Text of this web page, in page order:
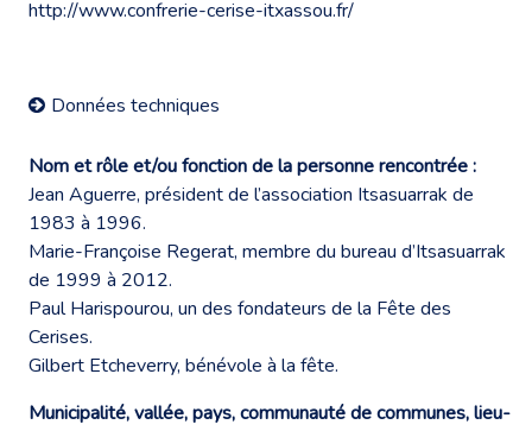
http://www.confrerie-cerise-itxassou.fr/
Données techniques
Nom et rôle et/ou fonction de la personne rencontrée :
Jean Aguerre, président de l’association Itsasuarrak de
1983 à 1996.
Marie-Françoise Regerat, membre du bureau d’Itsasuarrak
de 1999 à 2012.
Paul Harispourou, un des fondateurs de la Fête des
Cerises.
Gilbert Etcheverry, bénévole à la fête.
Municipalité, vallée, pays, communauté de communes, lieu-